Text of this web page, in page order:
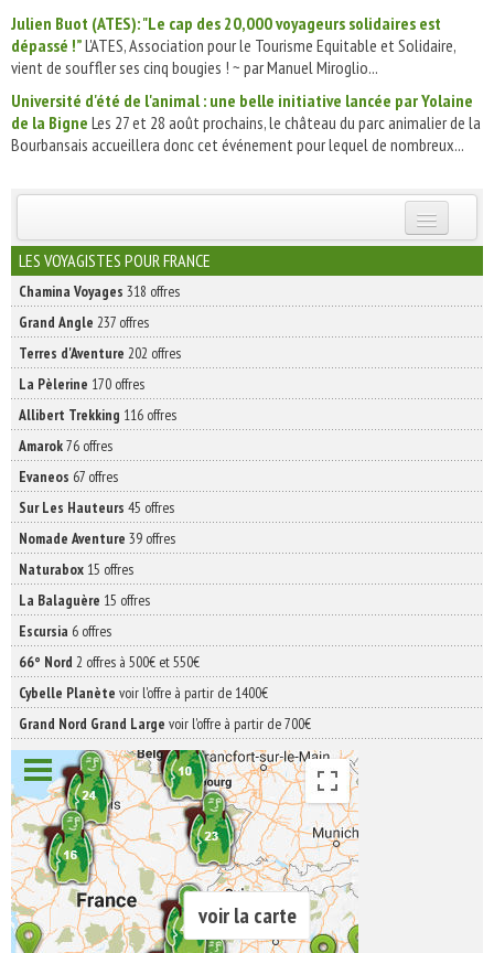
Julien Buot (ATES): "Le cap des 20,000 voyageurs solidaires est
dépassé !”L'ATES, Association pour le Tourisme Equitable et Solidaire,
vient de souffler ses cinq bougies ! ~ par Manuel Miroglio...
Université d'été de l'animal : une belle initiative lancée par Yolaine
de la Bigne Les 27 et 28 août prochains, le château du parc animalier de la
Bourbansais accueillera donc cet événement pour lequel de nombreux...
INSCRIVEZ-VOUS | ABONNEZ-VOUS
LES VOYAGISTES POUR FRANCE
Chamina Voyages 318 offres
Grand Angle 237 offres
Terres d'Aventure 202 offres
La Pèlerine 170 offres
Allibert Trekking 116 offres
Amarok76 offres
Evaneos 67 offres
Sur Les Hauteurs 45 offres
Nomade Aventure 39 offres
Naturabox 15 offres
La Balaguère 15 offres
Escursia 6 offres
66° Nord 2 offres à 500€ et 550€
Cybelle Planète voir l'offre à partir de 1400€
Grand Nord Grand Large voir l'offre à partir de 700€
voir la carte